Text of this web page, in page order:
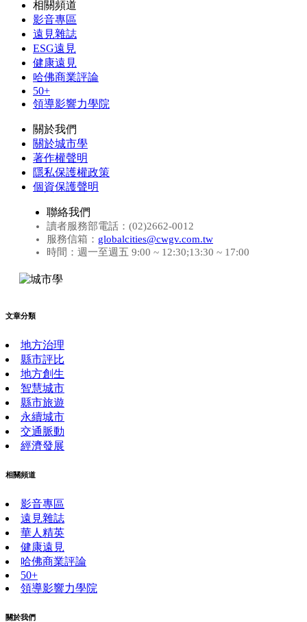
相關頻道
影音專區
遠見雜誌
ESG遠見
健康遠見
哈佛商業評論
50+
領導影響力學院
關於我們
關於城市學
著作權聲明
隱私保護權政策
個資保護聲明
聯絡我們
讀者服務部電話：(02)2662-0012
服務信箱： globalcities@cwgv.com.tw
時間：週一至週五 9:00 ~ 12:30;13:30 ~ 17:00
文章分類
地方治理
縣市評比
地方創生
智慧城市
縣市旅遊
永續城市
交通脈動
經濟發展
相關頻道
影音專區
遠見雜誌
華人精英
健康遠見
哈佛商業評論
50+
領導影響力學院
關於我們